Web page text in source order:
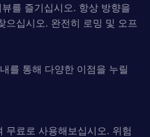
를 즐기십시오. 항상 방향을
으십시오. 완전히 로밍 및 오프
를 통해 다양한 이점을 누릴
무료로 사용해보십시오. 위험